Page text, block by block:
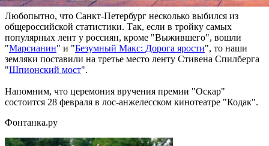
Любопытно, что Санкт-Петербург несколько выбился из
общероссийской статистики. Так, если в тройку самых
популярных лент у россиян, кроме "Выжившего", вошли
"Марсианин" и "Безумный Макс: Дорога ярости", то наши
земляки поставили на третье место ленту Стивена Спилберга
"Шпионский мост".
Напомним, что церемония вручения премии "Оскар"
состоится 28 февраля в лос-анжелесском кинотеатре "Кодак".
Фонтанка.ру